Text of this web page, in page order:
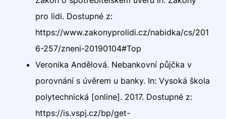
pro lidi. Dostupné z:
https://www.zakonyprolidi.cz/nabidka/cs/201
6-257/zneni-20190104#Top
Veronika Andělová. Nebankovní půjčka v
porovnání s úvěrem u banky. In: Vysoká škola
polytechnická [online]. 2017. Dostupné z:
https://is.vspj.cz/bp/get-